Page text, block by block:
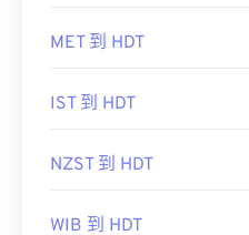
MET 到 HDT
IST 到 HDT
NZST 到 HDT
WIB 到 HDT